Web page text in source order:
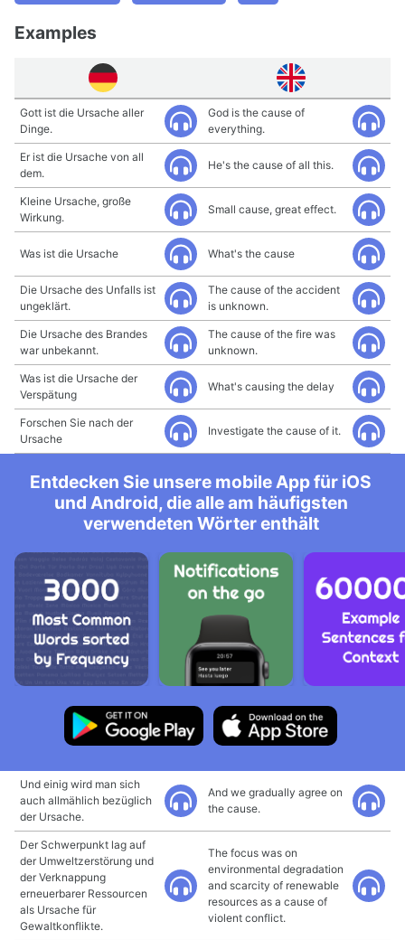
Examples
Gott ist die Ursache aller
Dinge.
God is the cause of
everything.
Er ist die Ursache von all
dem.
He's the cause of all this.
Kleine Ursache, große
Wirkung.
Small cause, great effect.
Was ist die Ursache What's the cause
Die Ursache des Unfalls ist
ungeklärt.
The cause of the accident
is unknown.
Die Ursache des Brandes
war unbekannt.
The cause of the fire was
unknown.
Was ist die Ursache der
Verspätung
What's causing the delay
Forschen Sie nach der
Ursache
Investigate the cause of it.
Entdecken Sie unsere mobile App für iOS
und Android, die alle am häufigsten
verwendeten Wörter enthält
Und einig wird man sich
auch allmählich bezüglich
der Ursache.
And we gradually agree on
the cause.
Der Schwerpunkt lag auf
der Umweltzerstörung und
der Verknappung
erneuerbarer Ressourcen
als Ursache für
Gewaltkonflikte.
The focus was on
environmental degradation
and scarcity of renewable
resources as a cause of
violent conflict.